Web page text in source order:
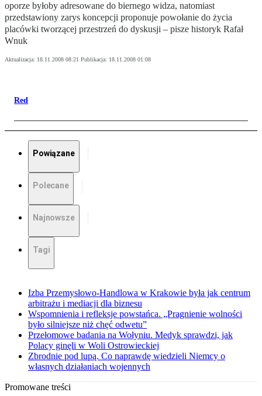
oporze byłoby adresowane do biernego widza, natomiast
przedstawiony zarys koncepcji proponuje powołanie do życia
placówki tworzącej przestrzeń do dyskusji – pisze historyk Rafał
Wnuk
Aktualizacja: 18.11.2008 08:21 Publikacja: 18.11.2008 01:08
Red
Powiązane
Polecane
Najnowsze
Tagi
Izba Przemysłowo-Handlowa w Krakowie była jak centrum
arbitrażu i mediacji dla biznesu
Wspomnienia i refleksje powstańca. „Pragnienie wolności
było silniejsze niż chęć odwetu”
Przełomowe badania na Wołyniu. Medyk sprawdzi, jak
Polacy ginęli w Woli Ostrowieckiej
Zbrodnie pod lupą. Co naprawdę wiedzieli Niemcy o
własnych działaniach wojennych
Promowane treści